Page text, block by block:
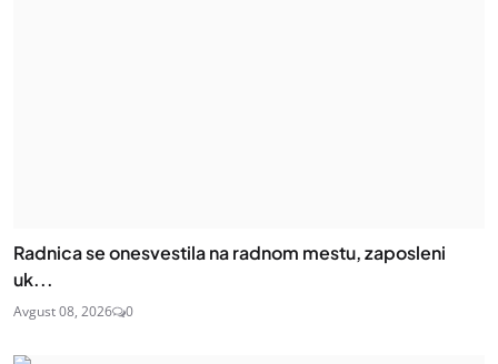
Radnica se onesvestila na radnom mestu, zaposleni
uk...
Avgust 08, 2026 0